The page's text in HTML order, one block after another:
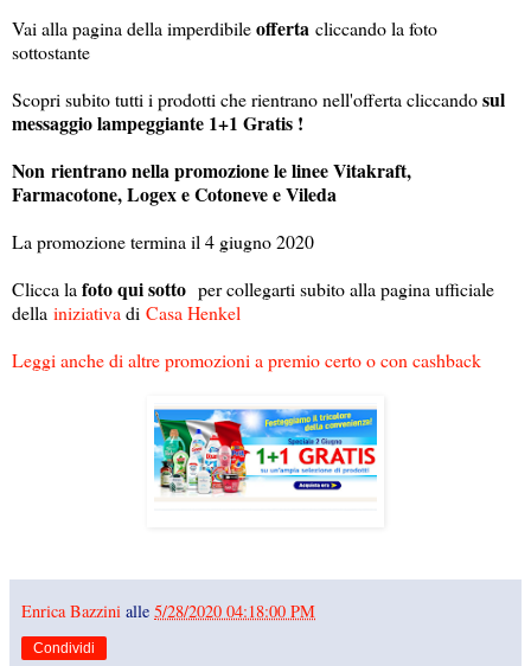
Vai alla pagina della imperdibileofferta cliccando la foto
sottostante
Scopri subito tutti i prodotti che rientrano nell'offerta cliccandosul
messaggio lampeggiante 1+1 Gratis !
Non rientrano nella promozione le linee Vitakraft,
Farmacotone, Logex e Cotoneve e Vileda
La promozione termina il 4 giugno 2020
Clicca la foto qui sotto per collegarti subito alla pagina ufficiale
della iniziativa di Casa Henkel
Leggi anche di altre promozioni a premio certo o con cashback
Enrica Bazzini alle 5/28/2020 04:18:00 PM
Condividi